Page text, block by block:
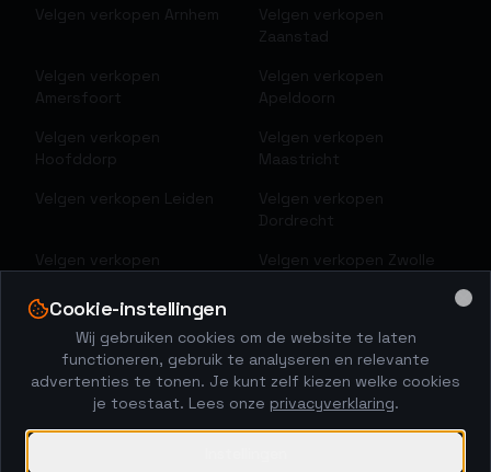
Velgen verkopen Arnhem
Velgen verkopen
Zaanstad
Velgen verkopen
Amersfoort
Velgen verkopen
Apeldoorn
Velgen verkopen
Hoofddorp
Velgen verkopen
Maastricht
Velgen verkopen Leiden
Velgen verkopen
Dordrecht
Velgen verkopen
Velgen verkopen Zwolle
Velgen verkopen
Deventer
Velgen verkopenAlkmaar
Velgen verkopen
Leeuwarden
Cookie-instellingen
Wij gebruiken cookies om de website te laten
functioneren, gebruik te analyseren en relevante
advertenties te tonen. Je kunt zelf kiezen welke cookies
je toestaat. Lees onze privacyverklaring.